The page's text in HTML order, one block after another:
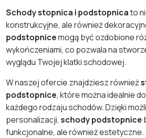
Schody stopnica i podstopnicato
konstrukcyjne, ale również
podstopnicemogą być ozdobione
wykończeniami, co pozwala na
wyglądu Twojej klatki schodowej.
W naszej ofercie znajdziesz również
podstopnice, które można idealnie
każdego rodzaju schodów. Dzięki
personalizacji, schody podstopnice
funkcjonalne, ale również estetyczne.